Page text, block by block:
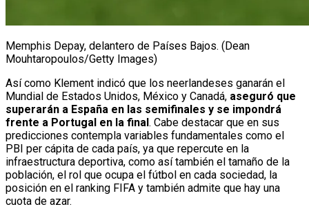
Memphis Depay, delantero de Países Bajos. (Dean
Mouhtaropoulos/Getty Images)
Así como Klement indicó que los neerlandeses ganarán el
Mundial de Estados Unidos, México y Canadá, aseguró que
superarán a España en las semifinales y se impondrá
frente a Portugal en la final . Cabe destacar que en sus
predicciones contempla variables fundamentales como el
PBI per cápita de cada país, ya que repercute en la
infraestructura deportiva, como así también el tamaño de la
población, el rol que ocupa el fútbol en cada sociedad, la
posición en el ranking FIFA y también admite que hay una
cuota de azar.